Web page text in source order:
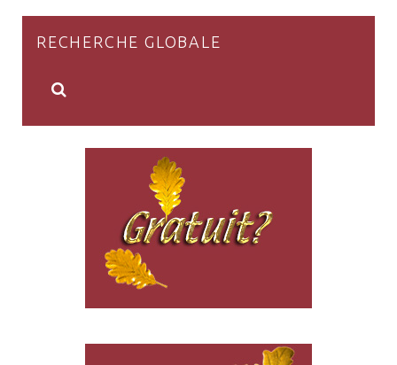
RECHERCHE GLOBALE